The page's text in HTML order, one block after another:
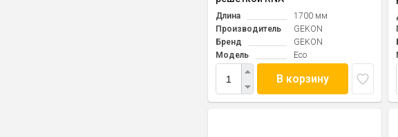
Длина
1700 мм
Производитель
GEKON
Бренд
GEKON
Модель
Eco
В корзину